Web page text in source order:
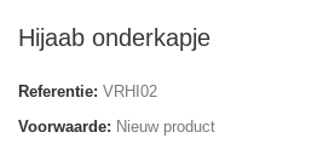
Hijaab onderkapje
Referentie: VRHI02
Voorwaarde: Nieuw product